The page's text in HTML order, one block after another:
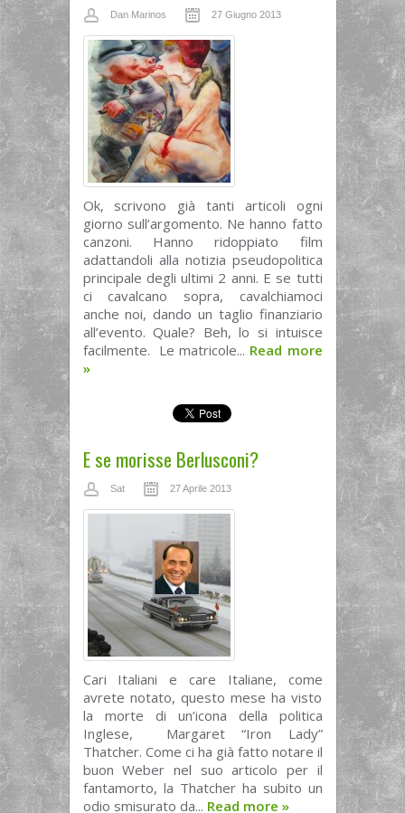
Dan Marinos 27 Giugno 2013
Ok, scrivono già tanti articoli ogni
giorno sull’argomento. Ne hanno fatto
canzoni. Hanno ridoppiato film
adattandoli alla notizia pseudopolitica
principale degli ultimi 2 anni. E se tutti
ci cavalcano sopra, cavalchiamoci
anche noi, dando un taglio finanziario
all’evento. Quale? Beh, lo si intuisce
facilmente. Le matricole... Read more
»
E se morisse Berlusconi?
Sat 27 Aprile 2013
Cari Italiani e care Italiane, come
avrete notato, questo mese ha visto
la morte di un’icona della politica
Inglese, Margaret “Iron Lady”
Thatcher. Come ci ha già fatto notare il
buon Weber nel suo articolo per il
fantamorto, la Thatcher ha subito un
odio smisurato da... Read more »